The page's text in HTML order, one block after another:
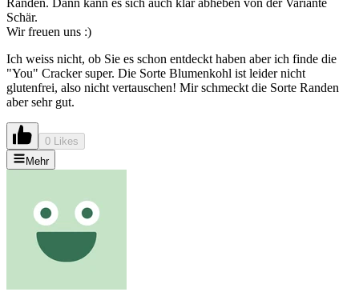
Randen. Dann kann es sich auch klar abheben von der Variante
Schär.
Wir freuen uns :)
Ich weiss nicht, ob Sie es schon entdeckt haben aber ich finde die
"You" Cracker super. Die Sorte Blumenkohl ist leider nicht
glutenfrei, also nicht vertauschen! Mir schmeckt die Sorte Randen
aber sehr gut.
0 Likes
Mehr